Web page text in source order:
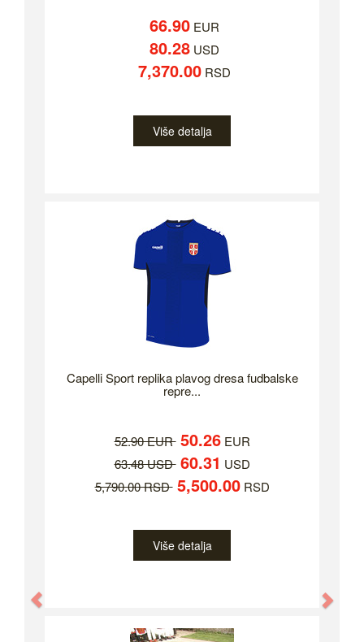
66.90EUR
80.28USD
7,370.00RSD
Više detalja
Capelli Sport replika plavog dresa fudbalske
repre...
52.90 EUR 50.26EUR
63.48 USD 60.31 USD
5,790.00 RSD 5,500.00RSD
Više detalja